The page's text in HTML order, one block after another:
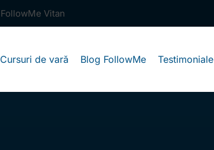
FollowMe Vitan
Cursuri de vară Blog FollowMe Testimoniale